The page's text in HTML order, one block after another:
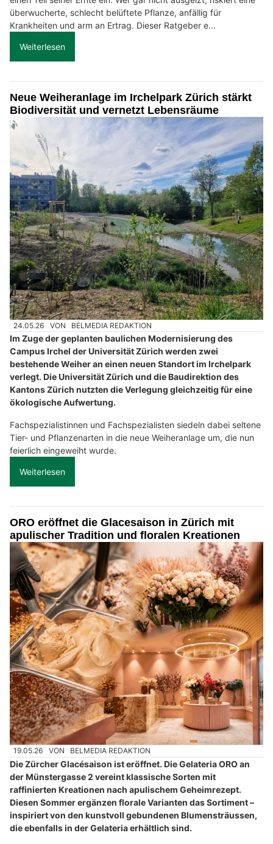
überwucherte, schlecht belüftete Pflanze, anfällig für
Krankheiten und arm an Ertrag. Dieser Ratgeber e...
Weiterlesen
Neue Weiheranlage im Irchelpark Zürich stärkt
Biodiversität und vernetzt Lebensräume
24.05.26 VON BELMEDIA REDAKTION
Im Zuge der geplanten baulichen Modernisierung des
Campus Irchel der Universität Zürich werden zwei
bestehende Weiher an einen neuen Standort im Irchelpark
verlegt. Die Universität Zürich und die Baudirektion des
Kantons Zürich nutzten die Verlegung gleichzeitig für eine
ökologische Aufwertung.
Fachspezialistinnen und Fachspezialisten siedeln dabei seltene
Tier- und Pflanzenarten in die neue Weiheranlage um, die nun
feierlich eingeweiht wurde.
Weiterlesen
ORO eröffnet die Glacesaison in Zürich mit
apulischer Tradition und floralen Kreationen
19.05.26 VON BELMEDIA REDAKTION
Die Zürcher Glacésaison ist eröffnet. Die Gelateria ORO an
der Münstergasse 2 vereint klassische Sorten mit
raffinierten Kreationen nach apulischem Geheimrezept.
Diesen Sommer ergänzen florale Varianten das Sortiment –
inspiriert von den kunstvoll gebundenen Blumensträussen,
die ebenfalls in der Gelateria erhältlich sind.